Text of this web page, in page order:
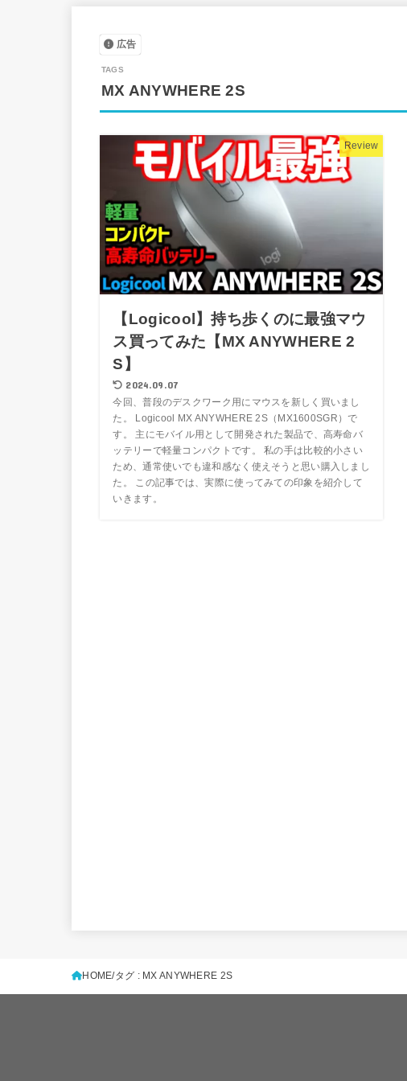
広告
MX ANYWHERE 2S
Review
【Logicool】持ち歩くのに最強マウ
ス買ってみた【MX ANYWHERE 2
S】
2024.09.07
今回、普段のデスクワーク用にマウスを新しく買いまし
た。 Logicool MX ANYWHERE 2S（MX1600SGR）で
す。 主にモバイル用として開発された製品で、高寿命バ
ッテリーで軽量コンパクトです。 私の手は比較的小さい
ため、通常使いでも違和感なく使えそうと思い購入しまし
た。 この記事では、実際に使ってみての印象を紹介して
いきます。
HOME タグ : MX ANYWHERE 2S